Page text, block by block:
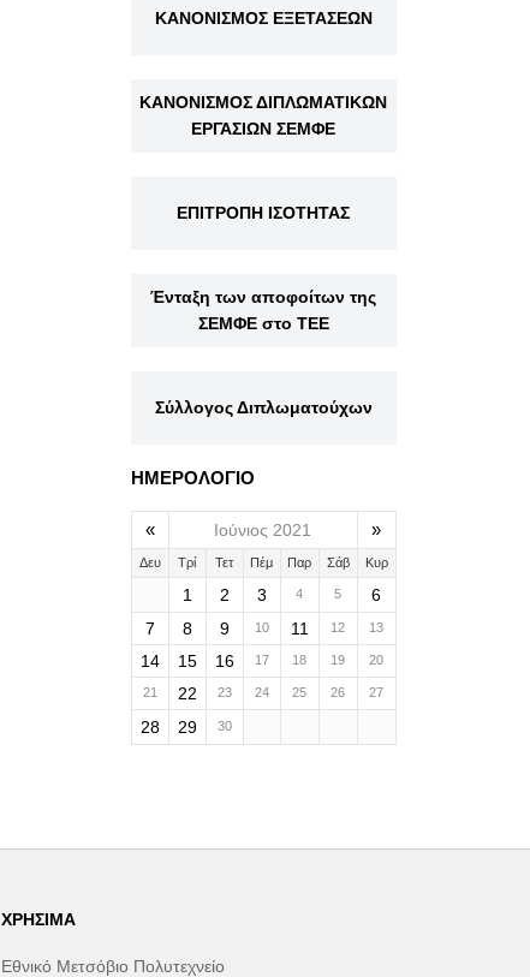
ΚΑΝΟΝΙΣΜΟΣ ΕΞΕΤΑΣΕΩΝ
ΚΑΝΟΝΙΣΜΟΣ ΔΙΠΛΩΜΑΤΙΚΩΝ
ΕΡΓΑΣΙΩΝ ΣΕΜΦΕ
ΕΠΙΤΡΟΠΗ ΙΣΟΤΗΤΑΣ
Ένταξη των αποφοίτων της
ΣΕΜΦΕ στο ΤΕΕ
Σύλλογος Διπλωματούχων
ΗΜΕΡΟΛΟΓΙΟ
« Ιούνιος 2021 »
Δευ Τρί Τετ Πέμ Παρ Σάβ Κυρ
1 2 3 4 5
6
7
8 9 10 11 12 13
14 15 16 17 18 19 20
21 22 23 24 25 26 27
28 29 30
ΧΡΉΣΙΜΑ
Εθνικό Μετσόβιο Πολυτεχνείο